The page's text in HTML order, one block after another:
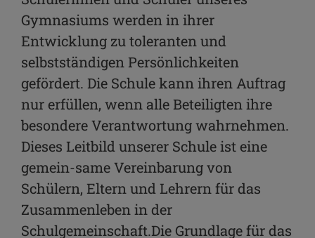
Gymnasiums werden in ihrer
Entwicklung zu toleranten und
selbstständigen Persönlichkeiten
gefördert. Die Schule kann ihren Auftrag
nur erfüllen, wenn alle Beteiligten ihre
besondere Verantwortung wahrnehmen.
Dieses Leitbild unserer Schule ist eine
gemein-same Vereinbarung von
Schülern, Eltern und Lehrern für das
Zusammenleben in der
Schulgemeinschaft.Die Grundlage für das